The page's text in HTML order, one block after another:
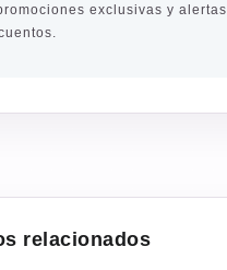
exclusivas y alertas
relacionados